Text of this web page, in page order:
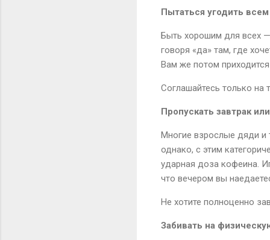
Пытаться угодить
Быть хорошим для всех
говоря «да» там, где
Вам же потом
Соглашайтесь только на
Пропускать завтрак
Многие взрослые дяди и
однако, с этим
ударная доза кофеина.
что вечером вы
Не хотите полноценно
Забивать на